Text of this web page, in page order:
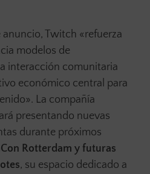
anuncio, Twitch «refuerza
modelos de
interacción comunitaria
económico central para
La compañía
presentando nuevas
durante próximos
Rotterdam y futuras
, su espacio dedicado a